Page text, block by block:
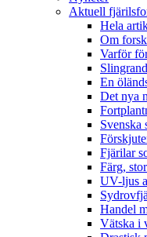
Aktuell
Hela
Om
Varför
En
Det nya
Svenska
Fjärilar
Färg,
UV-ljus
Handel
Vätska i